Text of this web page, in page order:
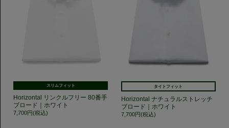
スリムフィット
Horizontal リンクルフリー 80番手
ブロード｜ホワイト
7,700円(税込)
タイトフィット
Horizontal ナチュラルストレッチ
ブロード｜ホワイト
7,700円(税込)